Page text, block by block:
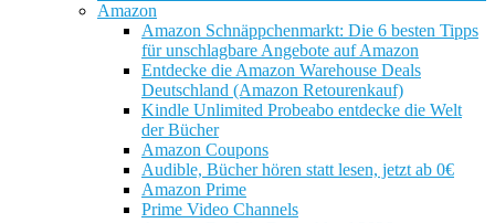
Amazon
Amazon Schnäppchenmarkt: Die 6 besten Tipps
für unschlagbare Angebote auf Amazon
Entdecke die Amazon Warehouse Deals
Deutschland (Amazon Retourenkauf)
Kindle Unlimited Probeabo entdecke die Welt
der Bücher
Amazon Coupons
Audible, Bücher hören statt lesen, jetzt ab 0€
Amazon Prime
Prime Video Channels